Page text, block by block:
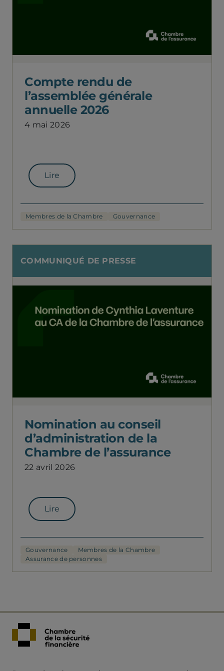
Compte rendu de
l’assemblée générale
annuelle 2026
4 mai 2026
Lire
Membres de la Chambre Gouvernance
COMMUNIQUÉ DE PRESSE
Nomination au conseil
d’administration de la
Chambre de l’assurance
22 avril 2026
Lire
Gouvernance
Membres de la Chambre
Assurance de personnes